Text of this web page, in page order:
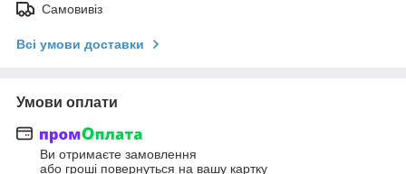
Самовивіз
Всі умови доставки
Умови оплати
Ви отримаєте замовлення
або гроші повернуться на вашу картку